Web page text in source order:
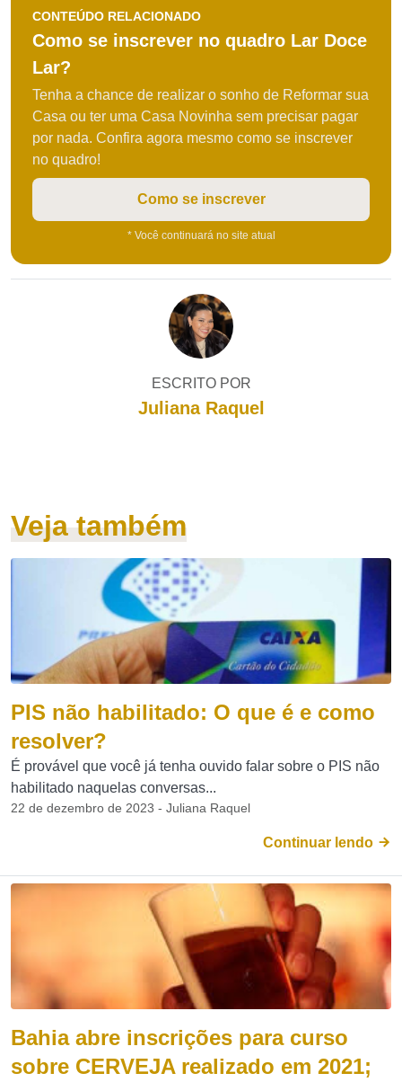
CONTEÚDO RELACIONADO
Como se inscrever no quadro Lar Doce
Lar?
Tenha a chance de realizar o sonho de Reformar sua
Casa ou ter uma Casa Novinha sem precisar pagar
por nada. Confira agora mesmo como se inscrever
no quadro!
Como se inscrever
* Você continuará no site atual
ESCRITO POR
Juliana Raquel
Veja também
PIS não habilitado: O que é e como
resolver?
É provável que você já tenha ouvido falar sobre o PIS não
habilitado naquelas conversas...
22 de dezembro de 2023 - Juliana Raquel
Continuar lendo
Bahia abre inscrições para curso
sobre CERVEJA realizado em 2021;